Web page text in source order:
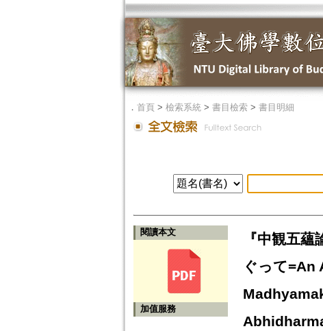
． 首頁> 檢索系統> 書目檢索> 書目明細
閱讀本文
加值服務
『中観五
ぐって